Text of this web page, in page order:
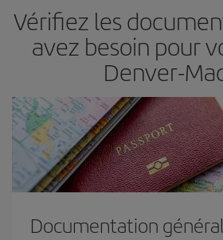
billets, plus vous bénéficiez de prix
restant flexible sur les dates et les
recherche, vous pourrezchoisir le prix le
Vérifiez les
avez besoin pour
Denver-
Documentation